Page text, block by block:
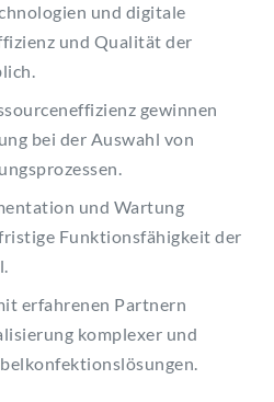
und digitale
und Qualität der
gewinnen
bei der Auswahl von
und Wartung
Funktionsfähigkeit der
erfahrenen Partnern
komplexer und